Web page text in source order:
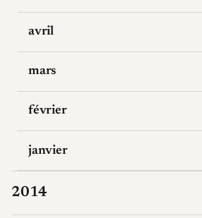
avril
mars
février
janvier
2014